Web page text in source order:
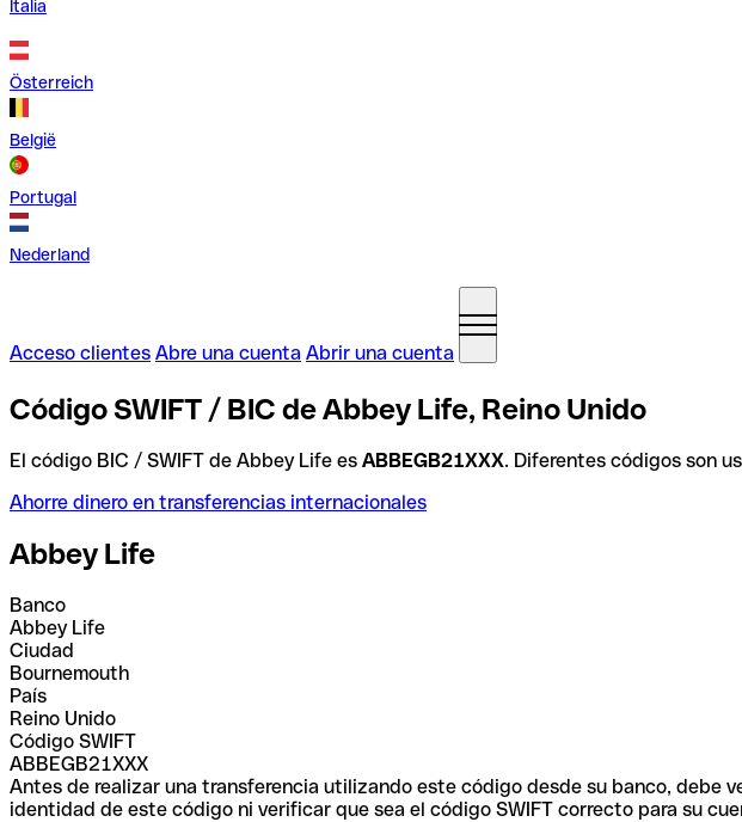
Italia
Österreich
België
Portugal
Nederland
Acceso clientes Abre una cuenta Abrir una cuenta
Código SWIFT / BIC de Abbey Life, Reino Unido
El código BIC / SWIFT de Abbey Life es ABBEGB21XXX. Diferentes códigos son
Ahorre dinero en transferencias internacionales
Abbey Life
Banco
Abbey Life
Ciudad
Bournemouth
País
Reino Unido
Código SWIFT
ABBEGB21XXX
Antes de realizar una transferencia utilizando este código desde su banco, debe
identidad de este código ni verificar que sea el código SWIFT correcto para su